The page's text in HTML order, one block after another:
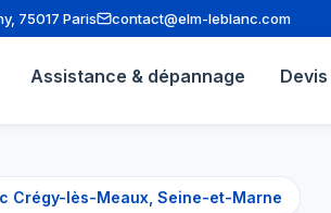
75017 Paris contact@elm-leblanc.com
Assistance & dépannage
Crégy-lès-Meaux, Seine-et-Marne